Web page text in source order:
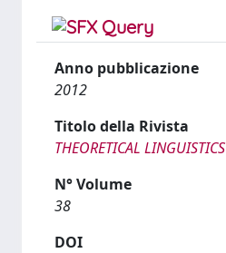
Anno pubblicazione
2012
Titolo della Rivista
THEORETICAL LINGUISTICS
N° Volume
38
DOI